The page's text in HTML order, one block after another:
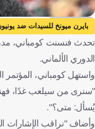
Getty Images
بايرن ميونخ للسيدات ضد
بلجيكا
كرة قدم
تحدث فنسنت كومباني،
الدوري الألماني.
واستهل كومباني، المؤتمر
"سنرى من سيلعب غدًا،
يُسأل: متى؟".
وأضاف "نراقب الإشارات